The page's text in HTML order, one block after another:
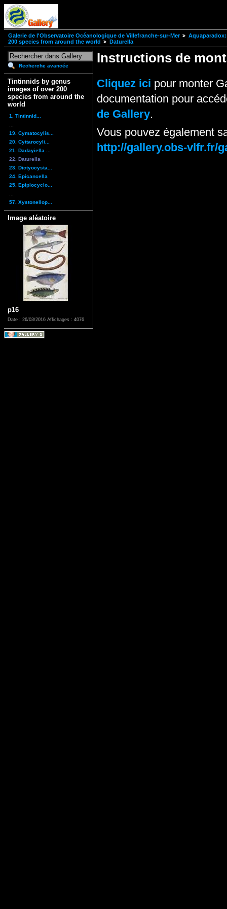
Galerie de l'Observatoire Océanologique de Villefranche-sur-Mer
200 species from around the world
Daturella
Recherche avancée
Tintinnids by genus
images of over 200
species from around the
world
1. Tintinnid...
19. Cymatocylis...
20. Cyttarocyli...
21. Dadayiella ...
22. Daturella
23. Dictyocysta...
24. Epicancella
25. Epiplocyclo...
57. Xystonellop...
Image aléatoire
p16
Date : 26/03/2016 Affichages : 4076
Instructions de
Cliquez ici pour monter
documentation pour
de Gallery.
Vous pouvez également
http://gallery.obs-vlfr.fr/